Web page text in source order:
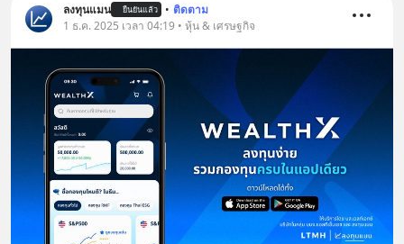
ลงทุนแมน ยืนยันแล้ว • ติดตาม
1 ธ.ค. 2025 เวลา 04:19 • หุ้น & เศรษฐกิจ